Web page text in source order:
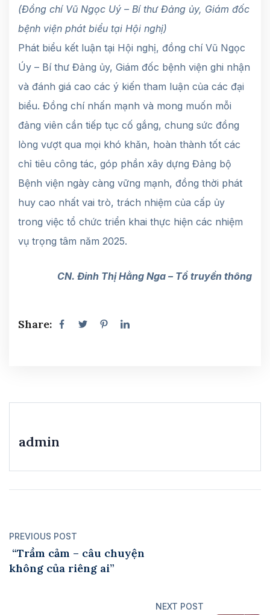
(Đồng chí Vũ Ngọc Uý – Bí thư Đảng ủy, Giám đốc
bệnh viện phát biểu tại Hội nghị)
Phát biểu kết luận tại Hội nghị, đồng chí Vũ Ngọc
Úy – Bí thư Đảng ủy, Giám đốc bệnh viện ghi nhận
và đánh giá cao các ý kiến tham luận của các đại
biểu. Đồng chí nhấn mạnh và mong muốn mỗi
đảng viên cần tiếp tục cố gắng, chung sức đồng
lòng vượt qua mọi khó khăn, hoàn thành tốt các
chỉ tiêu công tác, góp phần xây dựng Đảng bộ
Bệnh viện ngày càng vững mạnh, đồng thời phát
huy cao nhất vai trò, trách nhiệm của cấp ủy
trong việc tổ chức triển khai thực hiện các nhiệm
vụ trọng tâm năm 2025.
CN. Đinh Thị Hằng Nga – Tổ truyền thông
Share:
admin
PREVIOUS POST
“Trầm cảm – câu chuyện
không của riêng ai”
NEXT POST